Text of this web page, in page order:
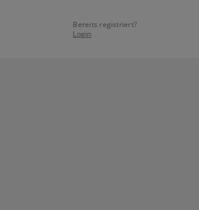
Bereits registriert?
Login